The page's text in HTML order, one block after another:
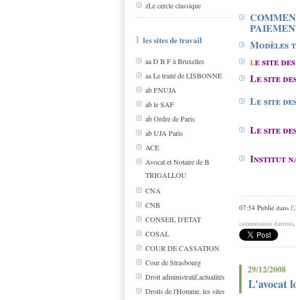
zLe cercle classique
les sites de travail
aa D B F à Bruxelles
aa Le traité de LISBONNE
ab FNUJA
ab le SAF
ab Ordre de Paris
ab UJA Paris
ACE
Avocat et Notaire de B
TRIGALLOU
CNA
CNB
CONSEIL D'ETAT
COSAL
COUR DE CASSATION
Cour de Strasbourg
Droit administratif,actualités
Droits de l'Homme, les sites
Modèles
le site
Le site
Le site
Le site
Institut
07:54 Publié dans
commission darrois,
29/12/2008
L'avocat